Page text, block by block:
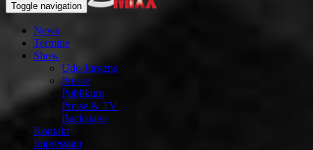
Toggle navigation
News
Termine
Show
Udo Jürgens
Presse
Publikum
Preise & TV
Backstage
Kontakt
Impressum